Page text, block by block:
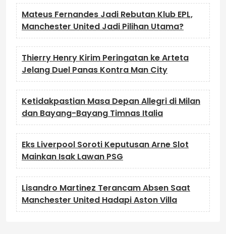
Mateus Fernandes Jadi Rebutan Klub EPL,
Manchester United Jadi Pilihan Utama?
Thierry Henry Kirim Peringatan ke Arteta
Jelang Duel Panas Kontra Man City
Ketidakpastian Masa Depan Allegri di Milan
dan Bayang-Bayang Timnas Italia
Eks Liverpool Soroti Keputusan Arne Slot
Mainkan Isak Lawan PSG
Lisandro Martinez Terancam Absen Saat
Manchester United Hadapi Aston Villa